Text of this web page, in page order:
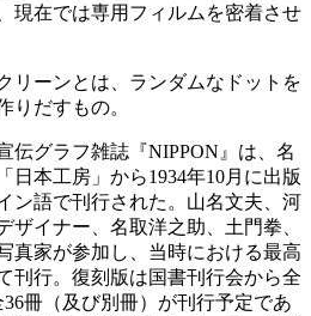
現在では専用フィルムを密着させ
リーンとは、ランダムなドットを
りだすもの。
伝グラフ雑誌『NIPPON』は、名
日本工房」から1934年10月に出版
ン語で刊行された。山名文夫、河
ザイナー、名取洋之助、土門拳、
真家が参加し、当時における最高
刊行。復刻版は国書刊行会から全
冊（及び別冊）が刊行予定であ